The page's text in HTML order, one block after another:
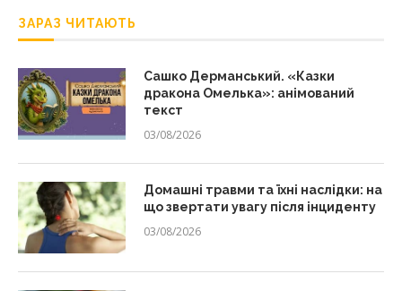
ЗАРАЗ ЧИТАЮТЬ
Сашко Дерманський. «Казки
дракона Омелька»: анімований
текст
03/08/2026
Домашні травми та їхні наслідки: на
що звертати увагу після інциденту
03/08/2026